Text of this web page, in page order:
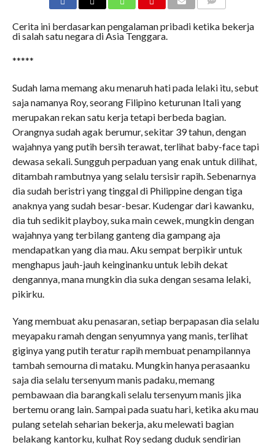
Cerita ini berdasarkan pengalaman pribadi ketika bekerja
di salah satu negara di Asia Tenggara.
*****
Sudah lama memang aku menaruh hati pada lelaki itu, sebut
saja namanya Roy, seorang Filipino keturunan Itali yang
merupakan rekan satu kerja tetapi berbeda bagian.
Orangnya sudah agak berumur, sekitar 39 tahun, dengan
wajahnya yang putih bersih terawat, terlihat baby-face tapi
dewasa sekali. Sungguh perpaduan yang enak untuk dilihat,
ditambah rambutnya yang selalu tersisir rapih. Sebenarnya
dia sudah beristri yang tinggal di Philippine dengan tiga
anaknya yang sudah besar-besar. Kudengar dari kawanku,
dia tuh sedikit playboy, suka main cewek, mungkin dengan
wajahnya yang terbilang ganteng dia gampang aja
mendapatkan yang dia mau. Aku sempat berpikir untuk
menghapus jauh-jauh keinginanku untuk lebih dekat
dengannya, mana mungkin dia suka dengan sesama lelaki,
pikirku.
Yang membuat aku penasaran, setiap berpapasan dia selalu
meyapaku ramah dengan senyumnya yang manis, terlihat
giginya yang putih teratur rapih membuat penampilannya
tambah semourna di mataku. Mungkin hanya perasaanku
saja dia selalu tersenyum manis padaku, memang
pembawaan dia barangkali selalu tersenyum manis jika
bertemu orang lain. Sampai pada suatu hari, ketika aku mau
pulang setelah seharian bekerja, aku melewati bagian
belakang kantorku, kulhat Roy sedang duduk sendirian